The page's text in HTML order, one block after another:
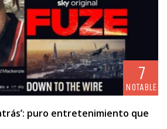
7
NOTABLE
puro entretenimiento que